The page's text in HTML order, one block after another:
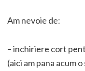
Am nevoie de:
– inchiriere cort
(aici am pana acum